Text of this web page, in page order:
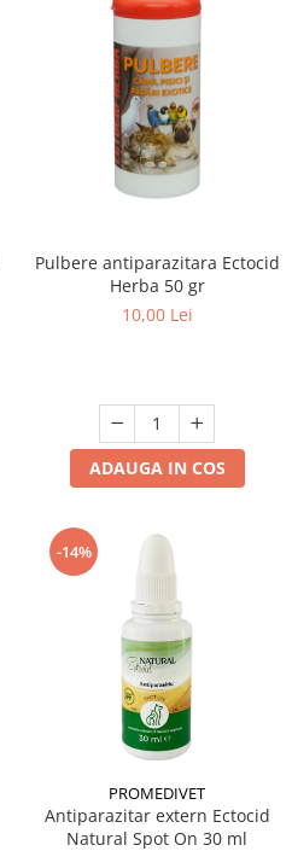
Pulbere antiparazitara Ectocid
Herba 50 gr
10,00 Lei
ADAUGA IN COS
-14%
PROMEDIVET
Antiparazitar extern Ectocid
Natural Spot On 30 ml